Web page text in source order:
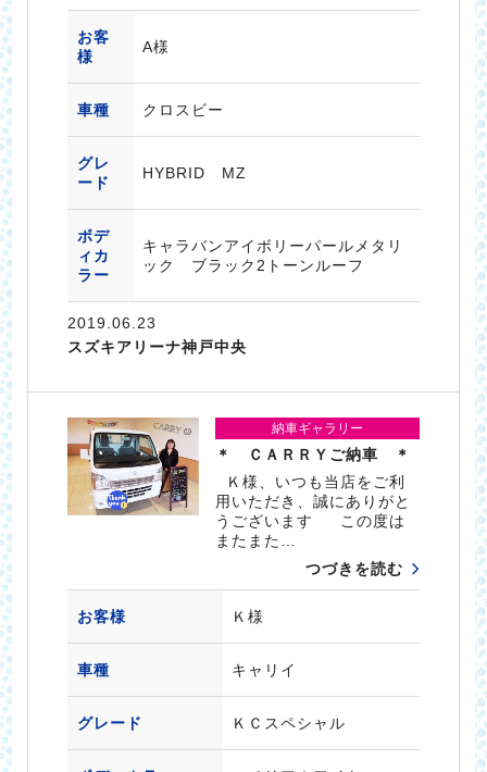
お客
様
A様
車種 クロスビー
グレ
ード
HYBRID MZ
ボデ
ィカ
ラー
キャラバンアイボリーパールメタリ
ック ブラック2トーンルーフ
2019.06.23
スズキアリーナ神戸中央
納車ギャラリー
＊ ＣＡＲＲＹご納車 ＊
Ｋ様、いつも当店をご利
用いただき、誠にありがと
うございます この度は
またまた…
つづきを読む
お客様 Ｋ様
車種 キャリイ
グレード ＫＣスペシャル